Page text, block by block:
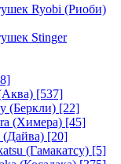
Ryobi (Риоби)
Stinger
[537]
(Беркли) [22]
(Химера) [45]
[20]
(Гамакатсу) [5]